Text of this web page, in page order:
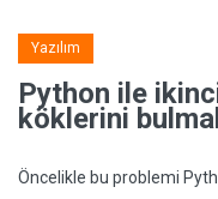
Yazılım
Python ile
köklerini
Öncelikle bu problemi